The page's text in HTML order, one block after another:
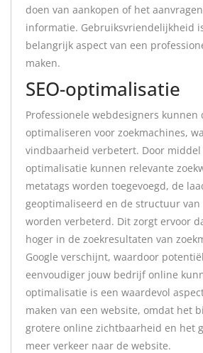
doen van aankopen of het
informatie. Gebruiksvriendelijkheid
belangrijk aspect van een
maken.
SEO-optimalisatie
Professionele webdesigners kunnen
optimaliseren voor zoekmachines,
vindbaarheid verbetert. Door middel
optimalisatie kunnen relevante
metatags worden toegevoegd, de
geoptimaliseerd en de structuur van
worden verbeterd. Dit zorgt ervoor
hoger in de zoekresultaten van
Google verschijnt, waardoor
eenvoudiger jouw bedrijf online
optimalisatie is een waardevol
maken van een website, omdat het
grotere online zichtbaarheid en het
meer verkeer naar de website.